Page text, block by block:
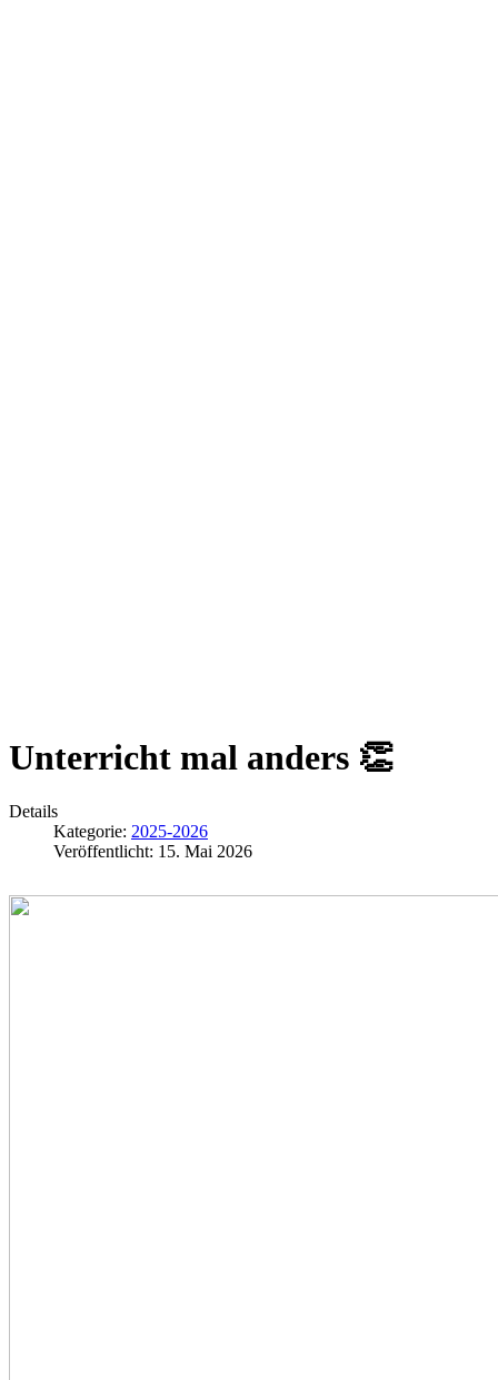
Unterricht mal anders 👏
Details
Kategorie: 2025-2026
Veröffentlicht: 15. Mai 2026